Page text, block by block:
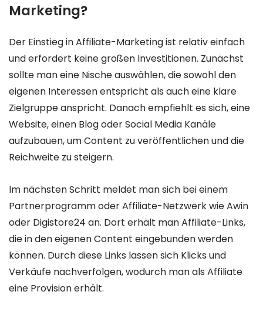
Marketing?
Der Einstieg in Affiliate-Marketing ist relativ einfach
und erfordert keine großen Investitionen. Zunächst
sollte man eine Nische auswählen, die sowohl den
eigenen Interessen entspricht als auch eine klare
Zielgruppe anspricht. Danach empfiehlt es sich, eine
Website, einen Blog oder Social Media Kanäle
aufzubauen, um Content zu veröffentlichen und die
Reichweite zu steigern.
Im nächsten Schritt meldet man sich bei einem
Partnerprogramm oder Affiliate-Netzwerk wie Awin
oder Digistore24 an. Dort erhält man Affiliate-Links,
die in den eigenen Content eingebunden werden
können. Durch diese Links lassen sich Klicks und
Verkäufe nachverfolgen, wodurch man als Affiliate
eine Provision erhält.